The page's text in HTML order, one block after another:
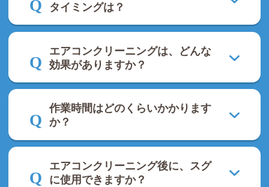
タイミングは？
エアコンクリーニングは、どんな
効果がありますか？
作業時間はどのくらいかかります
か？
エアコンクリーニング後に、スグ
に使用できますか？